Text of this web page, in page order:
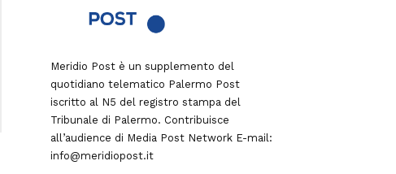
Meridio Post è un supplemento del
quotidiano telematico Palermo Post
iscritto al N5 del registro stampa del
Tribunale di Palermo. Contribuisce
all’audience di Media Post NetworkE-mail:
info@meridiopost.it